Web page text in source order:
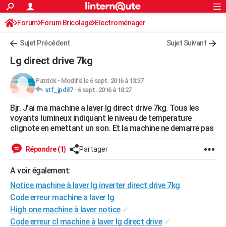
ACTUALITÉS
Politique
Société
Faits Divers
Education
Monde
Villes
+
FINANCE
Retraite
Impôts
Epargne
Immobilier
Risques naturels par ville
Banque
Assurance
Crédit
AUTO
Essais
Réserver un essai
Citadines
Berlines
SUV
Forum auto
+HIGH-TECH
Mobiles
Meilleur smartphone
Internet
Ordinateurs
Jeux vidéo
Guide high-tech
+
Forum
Aménagement intérieur
Extérieur
Cuisine
Salle de bains
Jardinage
Rangement
WEEK-END
Guides de France
Escapades
Patrimoine
Expositions
Musées
Week-end nature
+LIFESTYLE
Art de vivre
Bien-être
Loisirs
Mode
Modes de vie
SANTE
Alimentation
Guide de la santé
Maladies
Médicaments
Sommeil
VOYAGE
S'inscrire
Connexion
Forum Forum Bricolage Electroménager
Sujet Précédent Sujet Suivant
Lg direct drive 7kg
Patrick- Modifié le 6 sept. 2016 à 13:37
stf_jpd87- 6 sept. 2016 à 18:27
Bjr. J'ai ma machine a laver lg direct drive 7kg. Tous les
voyants lumineux indiquant le niveau de temperature
clignote en emettant un son. Et la machine ne demarre pas
Répondre (1) Partager
A voir également:
Notice machine à laver lg inverter direct drive 7kg
Code erreur machine a laver lg
High one machine à laver notice ✓
Code erreur cl machine à laver lg direct drive ✓